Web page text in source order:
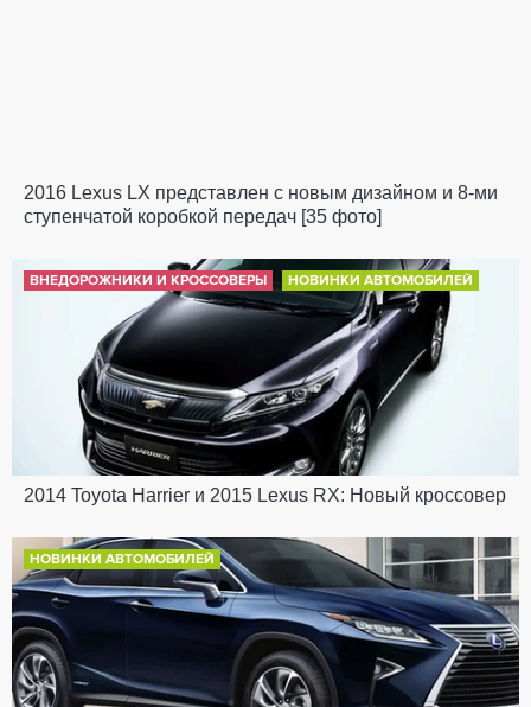
2016 Lexus LX представлен с новым дизайном и 8-ми
ступенчатой коробкой передач [35 фото]
ВНЕДОРОЖНИКИ И КРОССОВЕРЫ НОВИНКИ АВТОМОБИЛЕЙ
2014 Toyota Harrier и 2015 Lexus RX: Новый кроссовер
НОВИНКИ АВТОМОБИЛЕЙ